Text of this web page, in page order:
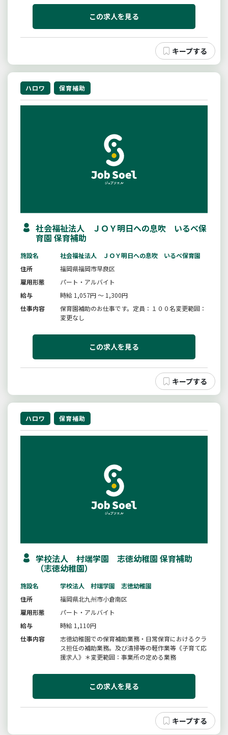
お願いすることはありません。変更の範囲：会社の定
める業務（保育園部への可能性あり）
この求人を見る
ハロワ 保育補助
社会福祉法人 ＪＯＹ明日への息吹 いるべ保
育園 保育補助
施設名
社会福祉法人 ＪＯＹ明日への息吹 いるべ保育園
住所
福岡県福岡市早良区
雇用形態
パート・アルバイト
給与
時給 1,057円 ～ 1,300円
仕事内容
保育園補助のお仕事です。定員：１００名変更範囲：
変更なし
この求人を見る
ハロワ 保育補助
学校法人 村端学園 志徳幼稚園 保育補助
（志徳幼稚園）
施設名
学校法人 村端学園 志徳幼稚園
住所
福岡県北九州市小倉南区
雇用形態
パート・アルバイト
給与
時給 1,110円
仕事内容
志徳幼稚園での保育補助業務・日常保育におけるクラ
ス担任の補助業務。及び清掃等の軽作業等《子育て応
援求人》＊変更範囲：事業所の定める業務
この求人を見る